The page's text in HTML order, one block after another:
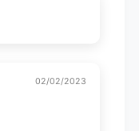
02/02/2023